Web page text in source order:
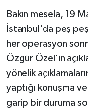
Bakın mesela, 19
İstanbul'da peş
her operasyon
Özgür Özel'in
yönelik
yaptığı konuşma
garip bir duruma